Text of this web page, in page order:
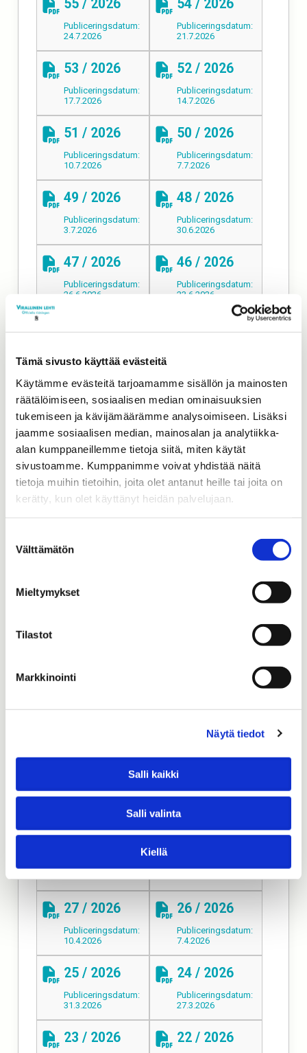
Tämä sivusto käyttää evästeitä
Käytämme evästeitä tarjoamamme sisällön ja mainosten
räätälöimiseen, sosiaalisen median ominaisuuksien
tukemiseen ja kävijämäärämme analysoimiseen. Lisäksi
jaamme sosiaalisen median, mainosalan ja analytiikka-
alan kumppaneillemme tietoja siitä, miten käytät
sivustoamme. Kumppanimme voivat yhdistää näitä
tietoja muihin tietoihin, joita olet antanut heille tai joita on
kerätty, kun olet käyttänyt heidän palvelujaan.
valinta
Välttämätön
Mieltymykset
Tilastot
Markkinointi
Näytä tiedot
Salli kaikki
Salli valinta
Kiellä
55 / 2026
Publiceringsdatum:
24.7.2026
54 / 2026
Publiceringsdatum:
21.7.2026
53 / 2026
Publiceringsdatum:
17.7.2026
52 / 2026
Publiceringsdatum:
14.7.2026
51 / 2026
Publiceringsdatum:
10.7.2026
50 / 2026
Publiceringsdatum:
7.7.2026
49 / 2026
Publiceringsdatum:
3.7.2026
48 / 2026
Publiceringsdatum:
30.6.2026
47 / 2026
Publiceringsdatum:
26.6.2026
46 / 2026
Publiceringsdatum:
23.6.2026
16.6.2026
43 / 2026
Publiceringsdatum:
9.6.2026
42 / 2026
Publiceringsdatum:
5.6.2026
41 / 2026
Publiceringsdatum:
2.6.2026
40 / 2026
Publiceringsdatum:
29.5.2026
39 / 2026
26.5.2026
38 / 2026
37 / 2026
Publiceringsdatum:
12.5.2026
Publiceringsdatum:
33 / 2026 32 / 2026
Publiceringsdatum:
30 / 2026
21.4.2026
27 / 2026
Publiceringsdatum:
10.4.2026
26 / 2026
Publiceringsdatum:
7.4.2026
25 / 2026
Publiceringsdatum:
31.3.2026
24 / 2026
Publiceringsdatum:
27.3.2026
23 / 2026 22 / 2026